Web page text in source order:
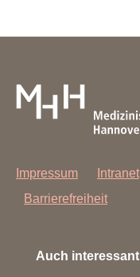
Impressum Intranet
Barrierefreiheit
Auch interessant